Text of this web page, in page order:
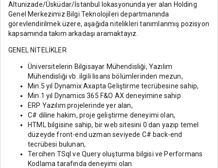
Altunizade/Üsküdar/İstanbul lokasyonunda yer alan Holding
Genel Merkezimiz Bilgi Teknolojileri departmanında
görevlendirilmek üzere, aşağıda nitelikleri tanımlanmış pozisyon
kapsamında takım arkadaşı aramaktayız.
GENEL NİTELİKLER
Üniversitelerin Bilgisayar Mühendisliği, Yazılım
Mühendisliği vb. ilgili lisans bölümlerinden mezun,
Min.5 yıl Dynamix Axapta Geliştirme tecrübesine sahip,
Min.1 yıl Dynamics 365 F&O AX deneyimine sahip
ERP Yazılım projelerinde yer alan,
C# diline hakim, proje geliştirme deneyimi olan,
HTML bilgisine sahip, bir web sitesini 0 dan yazıp temel
düzeyde front-end uzman seviyede C# back-end
tecrübesi bulunan,
Tercihen TSql ve Query oluşturma bilgisi ve Performans
Kodlama tarafında deneyimi olan